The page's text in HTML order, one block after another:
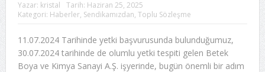
Yazar: kristal Tarih: Haziran 25, 2025
Kategori: Haberler, Sendikamızdan, Toplu Sözleşme
11.07.2024 Tarihinde yetki başvurusunda bulunduğumuz,
30.07.2024 tarihinde de olumlu yetki tespiti gelen Betek
Boya ve Kimya Sanayi A.Ş. işyerinde, bugün önemli bir adım